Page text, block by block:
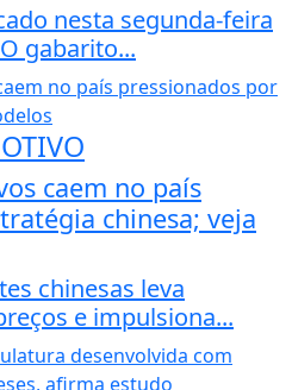
nesta segunda-feira
gabarito...
caem no país
chinesa; veja
chinesas leva
e impulsiona...